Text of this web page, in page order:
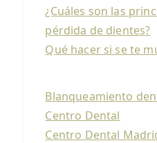
¿Cuáles son las
pérdida de dientes?
Qué hacer si se te
Blanqueamiento
Centro Dental
Centro Dental